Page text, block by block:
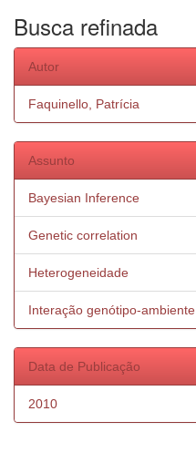
Busca refinada
Autor
Faquinello, Patrícia
Assunto
Bayesian Inference
Genetic correlation
Heterogeneidade
Interação genótipo-ambiente
Data de Publicação
2010